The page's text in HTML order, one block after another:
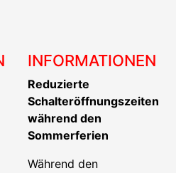
INFORMATIONEN
Reduzierte
Schalteröffnungszeiten
während den
Sommerferien
Während den